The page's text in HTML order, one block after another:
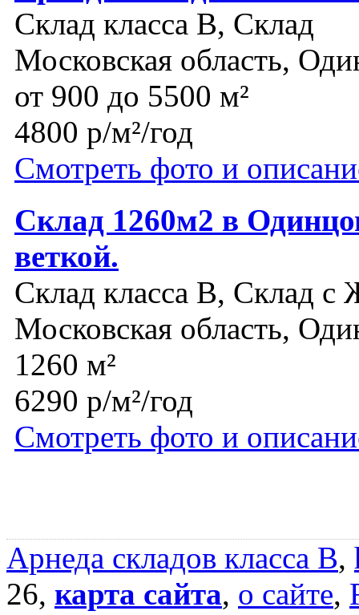
Склад класса B, Склад
Московская область,
от 900 до 5500 м²
4800 р/м²/год
Смотреть фото и
Склад 1260м2 в
веткой.
Склад класса B, Склад с
Московская область,
1260 м²
6290 р/м²/год
Смотреть фото и
Арнеда складов класса B,
26, карта сайта, о сайте,